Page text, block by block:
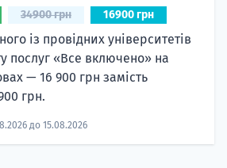
34900 грн 16900 грн
із провідних університетів
послуг «Все включено» на
— 16 900 грн замість
грн.
до 15.08.2026